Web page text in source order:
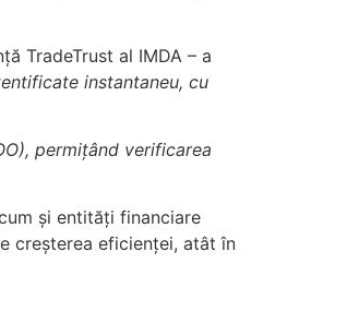
TradeTrust al IMDA – a
instantaneu, cu
permițând verificarea
și entități financiare
creșterea eficienței, atât în